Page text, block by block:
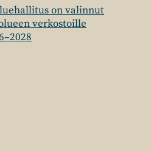
on valinnut
verkostoille